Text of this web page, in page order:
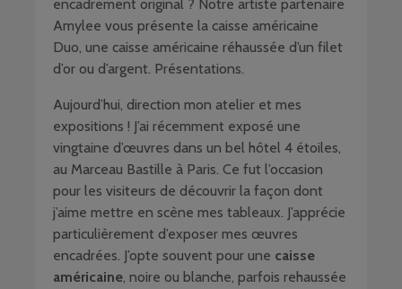
encadrement original ? Notre artiste partenaire
Amylee vous présente la caisse américaine
Duo, une caisse américaine réhaussée d’un filet
d’or ou d’argent. Présentations.
Aujourd’hui, direction mon atelier et mes
expositions ! J’ai récemment exposé une
vingtaine d’œuvres dans un bel hôtel 4 étoiles,
au Marceau Bastille à Paris. Ce fut l’occasion
pour les visiteurs de découvrir la façon dont
j’aime mettre en scène mes tableaux. J’apprécie
particulièrement d’exposer mes œuvres
encadrées. J’opte souvent pour une caisse
américaine, noire ou blanche, parfois rehaussée